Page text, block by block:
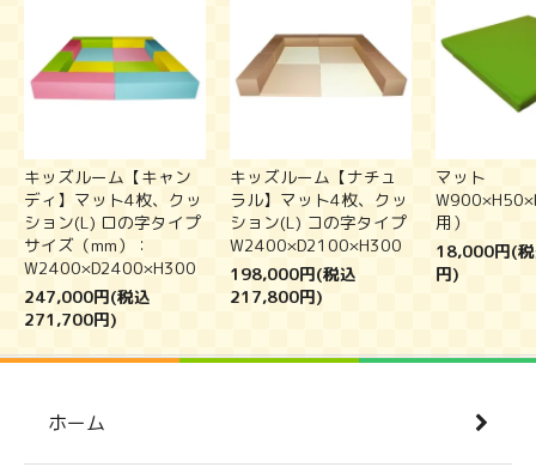
キッズルーム【キャン
ディ】マット4枚、クッ
ション(L) ロの字タイプ
サイズ（mm）：
W2400×D2400×H300
247,000円(税込
271,700円)
キッズルーム【ナチュ
ラル】マット4枚、クッ
ション(L) コの字タイプ
W2400×D2100×H300
198,000円(税込
217,800円)
マット
用）
18,000円(
円)
ホーム